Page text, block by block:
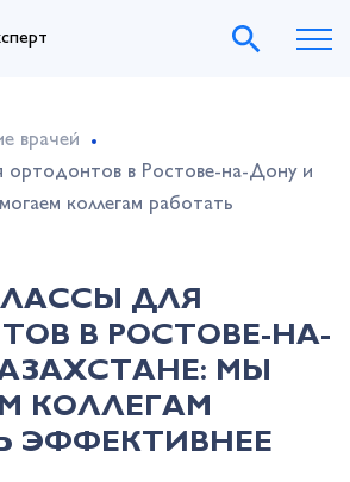
врачей
ортодонтов в Ростове-на-Дону и
коллегам работать
ДЛЯ
В РОСТОВЕ-НА-
МЫ
КОЛЛЕГАМ
ЭФФЕКТИВНЕЕ